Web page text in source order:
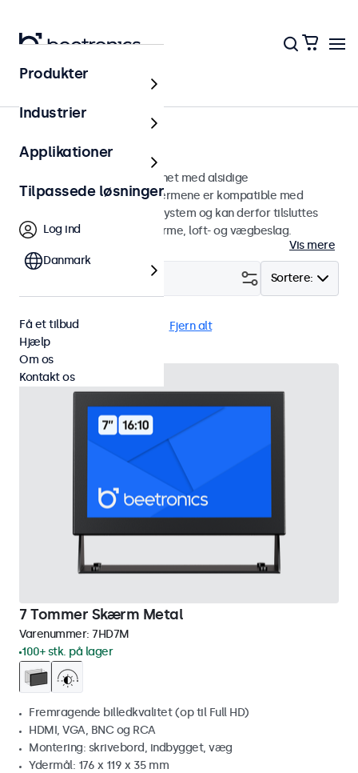
Hjem
75mm VESA-skærme
75 mm VESA-skærme designet med alsidige
monteringsmuligheder. Skærmene er kompatible med
standard VESA-monteringssystem og kan derfor tilsluttes
universalstandere, skærmarme, loft- og vægbeslag.
Vis mere
Sortere:
VESA 75 x 75 Fjern alt
7 Tommer Skærm Metal
Varenummer: 7HD7M
100+ stk. på lager
Fremragende billedkvalitet (op til Full HD)
HDMI, VGA, BNC og RCA
Montering: skrivebord, indbygget, væg
Ydermål: 176 x 119 x 35 mm
Produkter
Industrier
Applikationer
Tilpassede løsninger
Log ind
Danmark
Få et tilbud
Hjælp
Om os
Kontakt os